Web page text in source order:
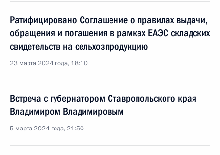
Ратифицировано Соглашение о правилах выдачи,
обращения и погашения в рамках ЕАЭС складских
свидетельств на сельхозпродукцию
23 марта 2024 года, 18:10
Встреча с губернатором Ставропольского края
Владимиром Владимировым
5 марта 2024 года, 21:50